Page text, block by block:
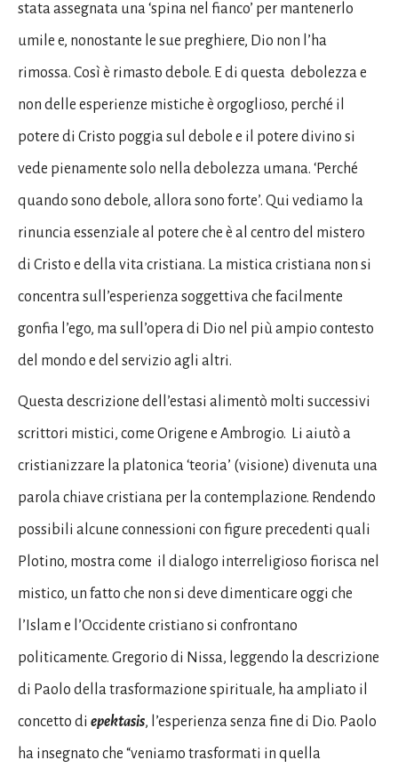
stata assegnata una ‘spina nel fianco’ per mantenerlo
umile e, nonostante le sue preghiere, Dio non l’ha
rimossa. Così è rimasto debole. E di questa debolezza e
non delle esperienze mistiche è orgoglioso, perché il
potere di Cristo poggia sul debole e il potere divino si
vede pienamente solo nella debolezza umana. ‘Perché
quando sono debole, allora sono forte’. Qui vediamo la
rinuncia essenziale al potere che è al centro del mistero
di Cristo e della vita cristiana. La mistica cristiana non si
concentra sull’esperienza soggettiva che facilmente
gonfia l’ego, ma sull’opera di Dio nel più ampio contesto
del mondo e del servizio agli altri.
Questa descrizione dell’estasi alimentò molti successivi
scrittori mistici, come Origene e Ambrogio. Li aiutò a
cristianizzare la platonica ‘teoria’ (visione) divenuta una
parola chiave cristiana per la contemplazione. Rendendo
possibili alcune connessioni con figure precedenti quali
Plotino, mostra come il dialogo interreligioso fiorisca nel
mistico, un fatto che non si deve dimenticare oggi che
l’Islam e l’Occidente cristiano si confrontano
politicamente. Gregorio di Nissa, leggendo la descrizione
di Paolo della trasformazione spirituale, ha ampliato il
concetto di epektasis, l’esperienza senza fine di Dio. Paolo
ha insegnato che “veniamo trasformati in quella